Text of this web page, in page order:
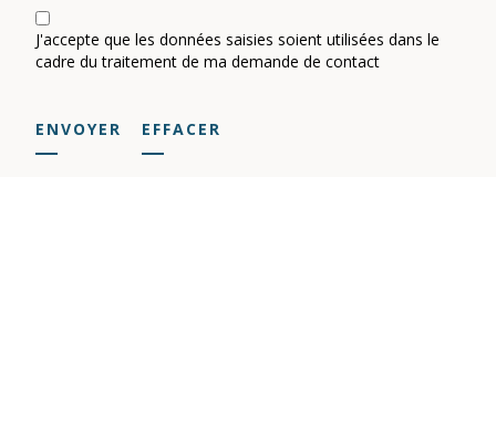
J'accepte que les données saisies soient utilisées dans le
cadre du traitement de ma demande de contact
ENVOYER EFFACER